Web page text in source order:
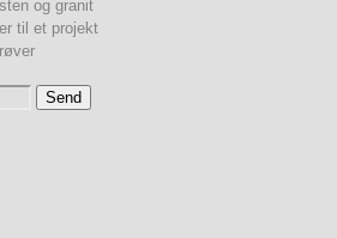
og granit
til et projekt
Send